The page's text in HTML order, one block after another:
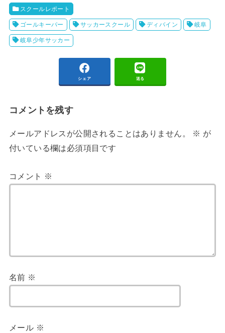
スクールレポート
ゴールキーパー サッカースクール ディバイン 岐阜
岐阜少年サッカー
シェア 送る
コメントを残す
メールアドレスが公開されることはありません。 ※ が
付いている欄は必須項目です
コメント ※
名前 ※
メール ※